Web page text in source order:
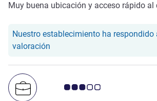
Muy buena ubicación y acceso rápido al
Nuestro establecimiento ha respondido
valoración
Nota de clientes de Avis 3.0/5